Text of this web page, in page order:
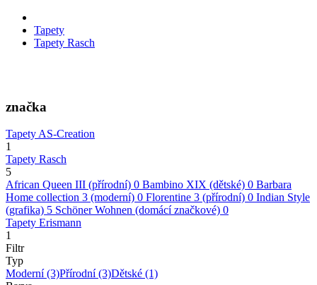
Tapety
Tapety Rasch
značka
Tapety AS-Creation
1
Tapety Rasch
5
African Queen III (přírodní) 0 Bambino XIX (dětské) 0 Barbara
Home collection 3 (moderní) 0 Florentine 3 (přírodní) 0 Indian Style
(grafika) 5 Schöner Wohnen (domácí značkové) 0
Tapety Erismann
1
Filtr
Typ
Moderní(3)Přírodní(3)Dětské (1)